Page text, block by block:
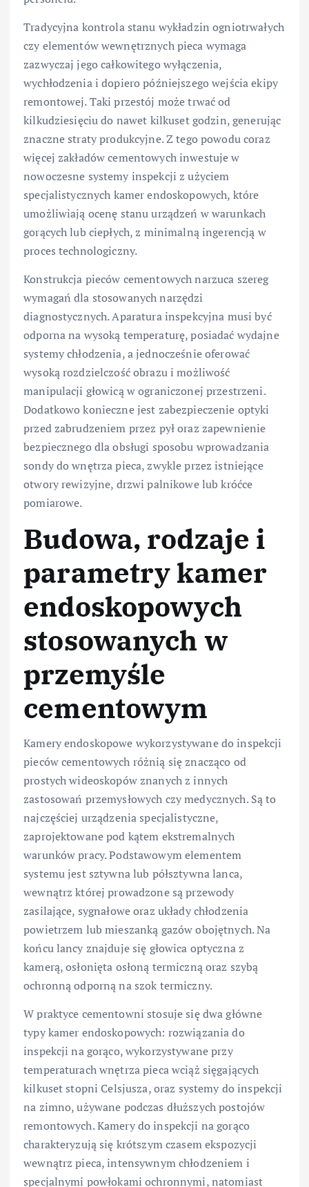
Tradycyjna kontrola stanu wykładzin ogniotrwałych
czy elementów wewnętrznych pieca wymaga
zazwyczaj jego całkowitego wyłączenia,
wychłodzenia i dopiero późniejszego wejścia ekipy
remontowej. Taki przestój może trwać od
kilkudziesięciu do nawet kilkuset godzin, generując
znaczne straty produkcyjne. Z tego powodu coraz
więcej zakładów cementowych inwestuje w
nowoczesne systemy inspekcji z użyciem
specjalistycznych kamer endoskopowych, które
umożliwiają ocenę stanu urządzeń w warunkach
gorących lub ciepłych, z minimalną ingerencją w
proces technologiczny.
Konstrukcja pieców cementowych narzuca szereg
wymagań dla stosowanych narzędzi
diagnostycznych. Aparatura inspekcyjna musi być
odporna na wysoką temperaturę, posiadać wydajne
systemy chłodzenia, a jednocześnie oferować
wysoką rozdzielczość obrazu i możliwość
manipulacji głowicą w ograniczonej przestrzeni.
Dodatkowo konieczne jest zabezpieczenie optyki
przed zabrudzeniem przez pył oraz zapewnienie
bezpiecznego dla obsługi sposobu wprowadzania
sondy do wnętrza pieca, zwykle przez istniejące
otwory rewizyjne, drzwi palnikowe lub króćce
pomiarowe.
Budowa, rodzaje i
parametry kamer
endoskopowych
stosowanych w
przemyśle
cementowym
Kamery endoskopowe wykorzystywane do inspekcji
pieców cementowych różnią się znacząco od
prostych wideoskopów znanych z innych
zastosowań przemysłowych czy medycznych. Są to
najczęściej urządzenia specjalistyczne,
zaprojektowane pod kątem ekstremalnych
warunków pracy. Podstawowym elementem
systemu jest sztywna lub półsztywna lanca,
wewnątrz której prowadzone są przewody
zasilające, sygnałowe oraz układy chłodzenia
powietrzem lub mieszanką gazów obojętnych. Na
końcu lancy znajduje się głowica optyczna z
kamerą, osłonięta osłoną termiczną oraz szybą
ochronną odporną na szok termiczny.
W praktyce cementowni stosuje się dwa główne
typy kamer endoskopowych: rozwiązania do
inspekcji na gorąco, wykorzystywane przy
temperaturach wnętrza pieca wciąż sięgających
kilkuset stopni Celsjusza, oraz systemy do inspekcji
na zimno, używane podczas dłuższych postojów
remontowych. Kamery do inspekcji na gorąco
charakteryzują się krótszym czasem ekspozycji
wewnątrz pieca, intensywnym chłodzeniem i
specjalnymi powłokami ochronnymi, natomiast